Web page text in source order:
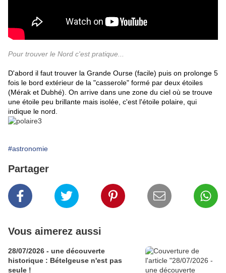
Pour trouver le Nord c'est pratique...
D'abord il faut trouver la Grande Ourse (facile) puis on prolonge 5
fois le bord extérieur de la "casserole" formé par deux étoiles
(Mérak et Dubhé). On arrive dans une zone du ciel où se trouve
une étoile peu brillante mais isolée, c'est l'étoile polaire, qui
indique le nord.
#astronomie
Partager
Vous aimerez aussi
28/07/2026 - une découverte
historique : Bételgeuse n'est pas
seule !